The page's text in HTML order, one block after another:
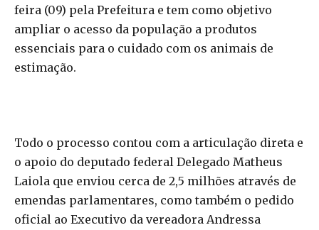
feira (09) pela Prefeitura e tem como objetivo
ampliar o acesso da população a produtos
essenciais para o cuidado com os animais de
estimação.
Todo o processo contou com a articulação direta e
o apoio do deputado federal Delegado Matheus
Laiola que enviou cerca de 2,5 milhões através de
emendas parlamentares, como também o pedido
oficial ao Executivo da vereadora Andressa